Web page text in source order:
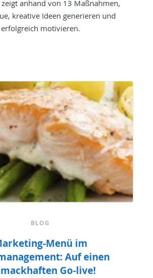
anhand von 13 Maßnahmen,
kreative Ideen generieren und
erfolgreich motivieren.
BLOG
Menü im
Auf einen
Go-live!